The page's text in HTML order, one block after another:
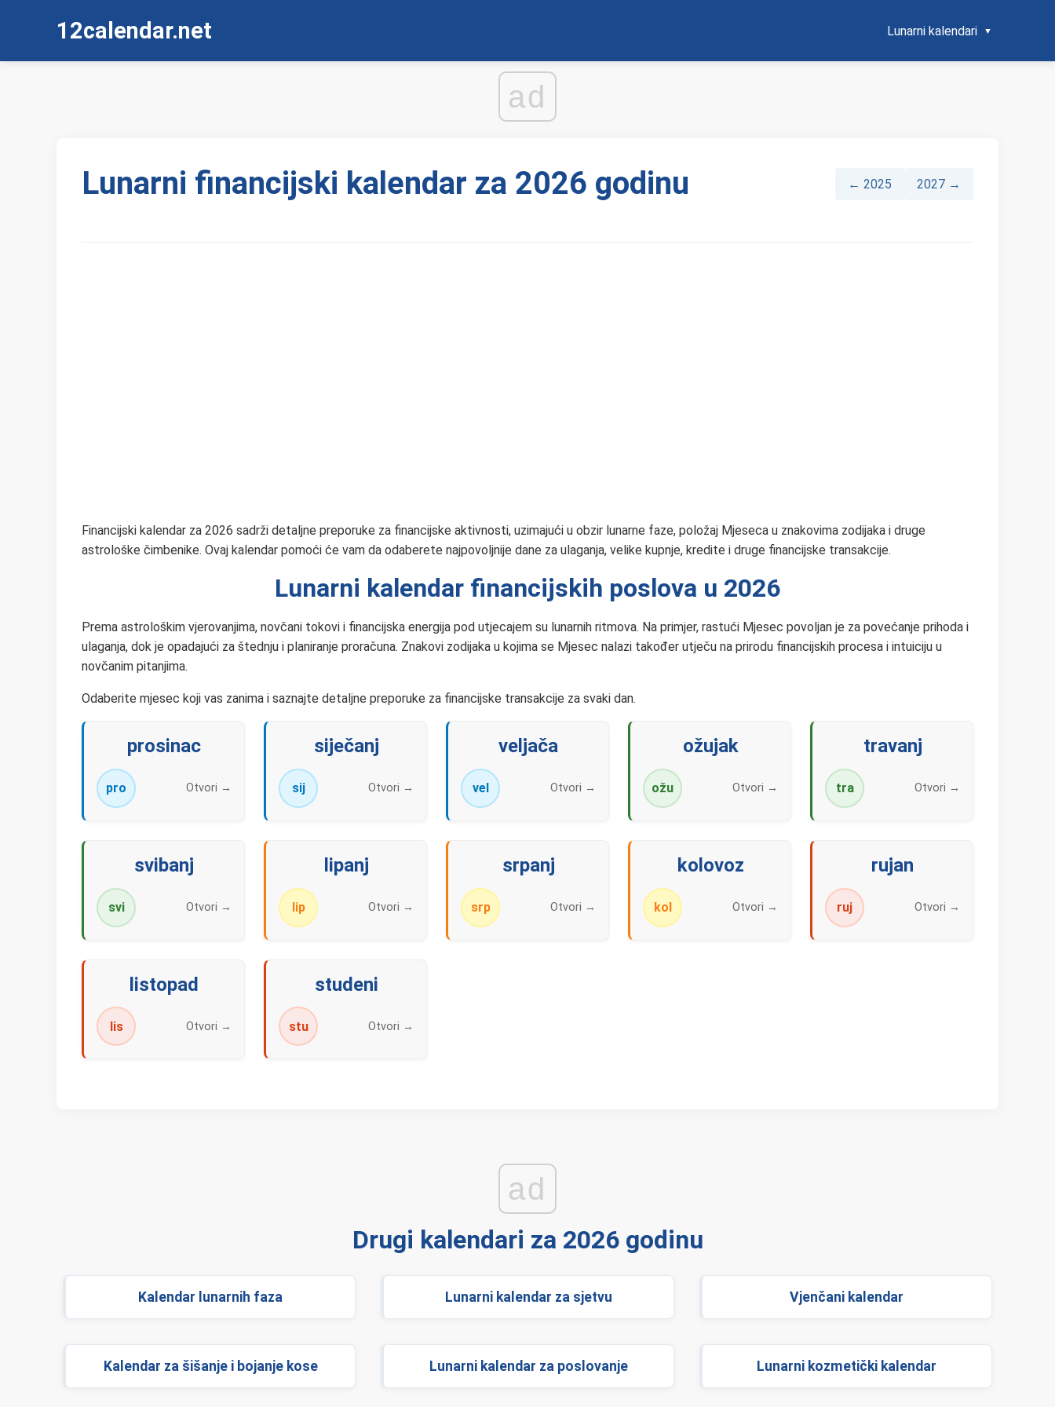
12calendar.net Lunarni kalendari
ad
Lunarni financijski kalendar za 2026 godinu ← 2025 2027 →
Financijski kalendar za 2026 sadrži detaljne preporuke za financijske aktivnosti, uzimajući u obzir lunarne faze, položaj Mjeseca u znakovima zodijaka i druge
astrološke čimbenike. Ovaj kalendar pomoći će vam da odaberete najpovoljnije dane za ulaganja, velike kupnje, kredite i druge financijske transakcije.
Lunarni kalendar financijskih poslova u 2026
Prema astrološkim vjerovanjima, novčani tokovi i financijska energija pod utjecajem su lunarnih ritmova. Na primjer, rastući Mjesec povoljan je za povećanje prihoda i
ulaganja, dok je opadajući za štednju i planiranje proračuna. Znakovi zodijaka u kojima se Mjesec nalazi također utječu na prirodu financijskih procesa i intuiciju u
novčanim pitanjima.
Odaberite mjesec koji vas zanima i saznajte detaljne preporuke za financijske transakcije za svaki dan.
prosinac
pro Otvori →
siječanj
sij Otvori →
veljača
vel Otvori →
ožujak
ožu Otvori →
travanj
tra Otvori →
svibanj
svi Otvori →
lipanj
lip Otvori →
srpanj
srp Otvori →
kolovoz
kol Otvori →
rujan
ruj Otvori →
listopad
lis Otvori →
studeni
stu Otvori →
ad
Drugi kalendari za 2026 godinu
Kalendar lunarnih faza Lunarni kalendar za sjetvu Vjenčani kalendar
Kalendar za šišanje i bojanje kose Lunarni kalendar za poslovanje Lunarni kozmetički kalendar